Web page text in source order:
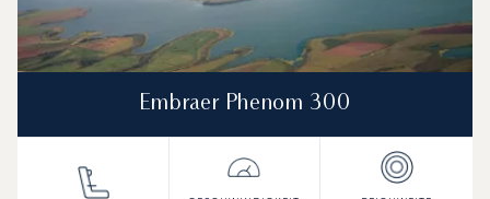
Embraer Phenom 300